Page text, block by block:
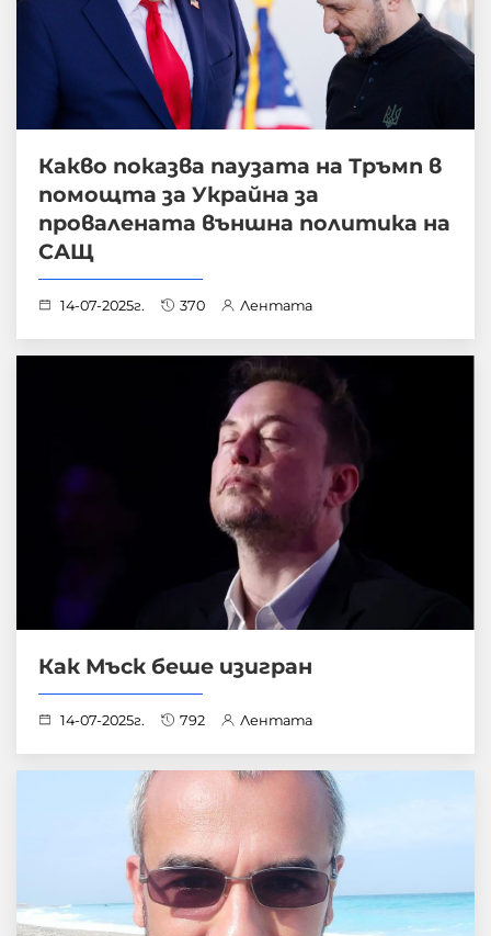
Какво показва паузата на Тръмп в
помощта за Украйна за
провалената външна политика на
САЩ
14-07-2025г. 370 Лентата
Как Мъск беше изигран
14-07-2025г. 792 Лентата